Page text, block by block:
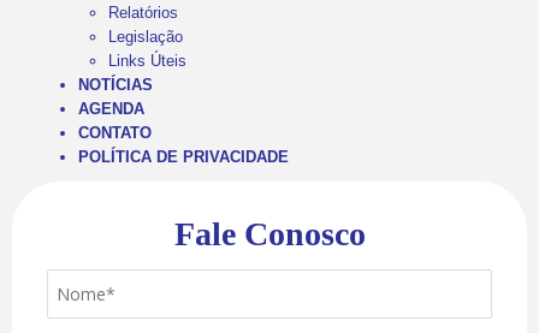
Relatórios
Legislação
Links Úteis
NOTÍCIAS
AGENDA
CONTATO
POLÍTICA DE PRIVACIDADE
Fale Conosco